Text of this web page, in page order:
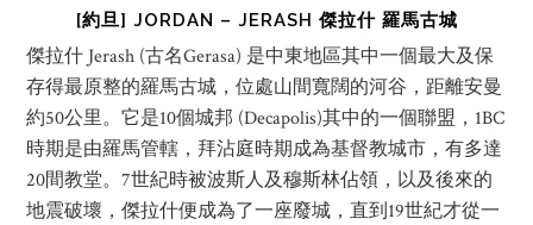
[約旦] JORDAN – JERASH 傑拉什 羅馬古城
傑拉什 Jerash (古名Gerasa) 是中東地區其中一個最大及保
存得最原整的羅馬古城，位處山間寬闊的河谷，距離安曼
約50公里。它是10個城邦 (Decapolis)其中的一個聯盟，1BC
時期是由羅馬管轄，拜沾庭時期成為基督教城市，有多達
20間教堂。7世紀時被波斯人及穆斯林佔領，以及後來的
地震破壞，傑拉什便成為了一座廢城，直到19世紀才從一